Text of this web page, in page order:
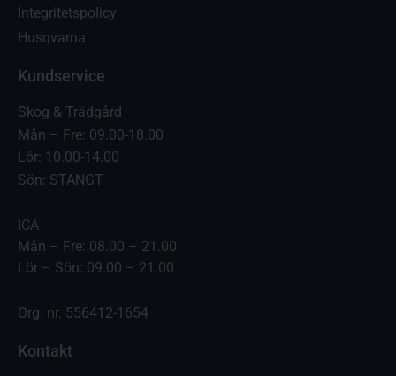
Integritetspolicy
Husqvarna
Kundservice
Skog & Trädgård
Mån – Fre: 09.00-18.00
Lör: 10.00-14.00
Sön: STÄNGT
ICA
Mån – Fre: 08.00 – 21.00
Lör – Sön: 09.00 – 21.00
Org. nr. 556412-1654
Kontakt